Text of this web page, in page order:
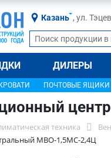
Казань , ул.
ДИЛЕРЫ
КРОВАТИ ПОЧТОВЫЕ ЯЩИКИ
техника
МВО-1,5МС-2,4Ц